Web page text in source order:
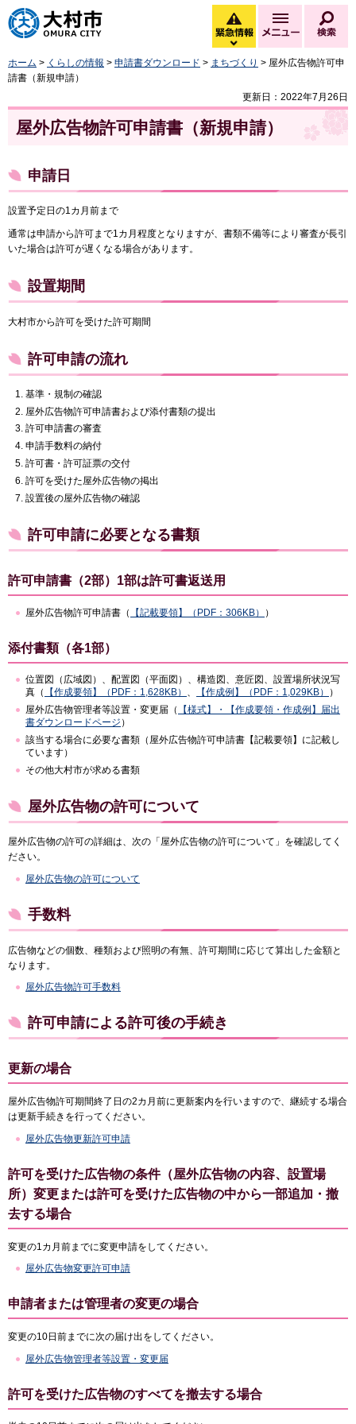
大村市
緊急情報
緊急情報を開く
メニュー
ホーム > くらしの情報 > 申請書ダウンロード > まちづくり > 屋外広告物許可申
請書（新規申請）
更新日：2022年7月26日
屋外広告物許可申請書（新規申請）
申請日
設置予定日の1カ月前まで
通常は申請から許可まで1カ月程度となりますが、書類不備等により審査が長引
いた場合は許可が遅くなる場合があります。
設置期間
大村市から許可を受けた許可期間
許可申請の流れ
基準・規制の確認
屋外広告物許可申請書および添付書類の提出
許可申請書の審査
申請手数料の納付
許可書・許可証票の交付
許可を受けた屋外広告物の掲出
設置後の屋外広告物の確認
許可申請に必要となる書類
許可申請書（2部）1部は許可書返送用
屋外広告物許可申請書（ 【記載要領】（PDF：306KB） ）
添付書類（各1部）
位置図（広域図）、配置図（平面図）、構造図、意匠図、設置場所状況写
真（
【作成要領】（PDF：1,628KB） 、 【作成例】（PDF：1,029KB）
）
屋外広告物管理者等設置・変更届（
【様式】・【作成要領・作成例】 届出
書ダウンロードページ ）
該当する場合に必要な書類（屋外広告物許可申請書【記載要領】に記載し
ています）
その他大村市が求める書類
屋外広告物の許可について
屋外広告物の許可の詳細は、次の「屋外広告物の許可について」を確認してく
ださい。
屋外広告物の許可について
手数料
広告物などの個数、種類および照明の有無、許可期間に応じて算出した金額と
なります。
屋外広告物許可手数料
許可申請による許可後の手続き
更新の場合
屋外広告物許可期間終了日の2カ月前に更新案内を行いますので、継続する場合
は更新手続きを行ってください。
屋外広告物更新許可申請
許可を受けた広告物の条件（屋外広告物の内容、設置場
所）変更または許可を受けた広告物の中から一部追加・撤
去する場合
変更の1カ月前までに変更申請をしてください。
屋外広告物変更許可申請
申請者または管理者の変更の場合
変更の10日前までに次の届け出をしてください。
屋外広告物管理者等設置・変更届
許可を受けた広告物のすべてを撤去する場合